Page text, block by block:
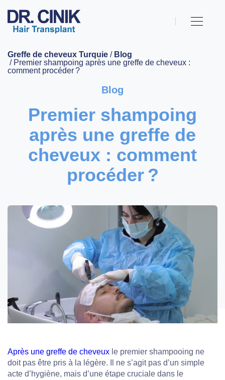
Greffe de cheveux Turquie / Blog
/ Premier shampoing après une greffe de cheveux :
comment procéder ?
Blog
Premier shampoing
après une greffe de
cheveux : comment
procéder ?
Après une greffe de cheveux le premier shampooing ne
doit pas être pris à la légère. Il ne s’agit pas d’un simple
acte d’hygiène, mais d’une étape cruciale dans le